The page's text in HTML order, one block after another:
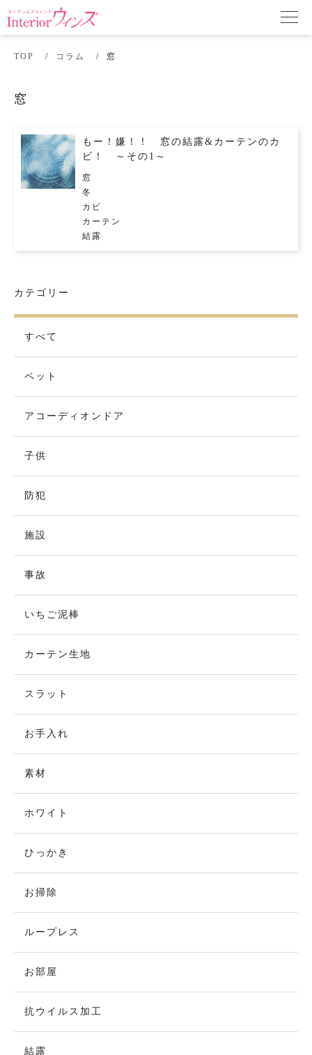
TOP コラム 窓
窓
もー！嫌！！ 窓の結露&カーテンのカ
ビ！ ～その1～
窓
冬
カビ
カーテン
結露
カテゴリー
すべて
ペット
アコーディオンドア
子供
防犯
施設
事故
いちご泥棒
カーテン生地
スラット
お手入れ
素材
ホワイト
ひっかき
お掃除
ループレス
お部屋
抗ウイルス加工
結露